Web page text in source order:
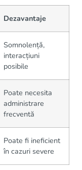
Dezavantaje
Somnolență,
interacțiuni
posibile
Poate necesita
administrare
frecventă
Poate fi ineficient
în cazuri severe